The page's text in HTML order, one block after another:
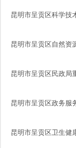
昆明市呈贡区科学技
昆明市呈贡区自然资
昆明市呈贡区民政局
昆明市呈贡区政务服
昆明市呈贡区卫生健